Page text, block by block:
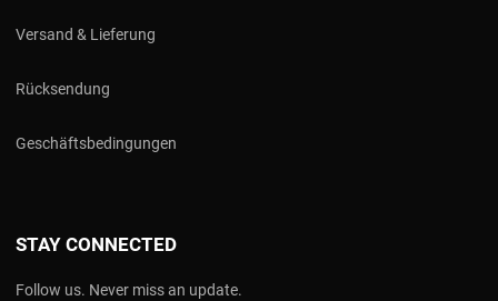
Versand & Lieferung
Rücksendung
Geschäftsbedingungen
STAY CONNECTED
Follow us. Never miss an update.